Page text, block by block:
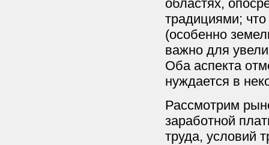
областях,
традициями;
(особенно
важно для
Оба аспекта
нуждается в
Рассмотрим
заработной
труда, условий